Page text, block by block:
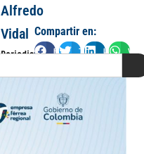
Alfredo
Vidal
Periodista
Compartir en:
FacebookTwitterLinkedIn